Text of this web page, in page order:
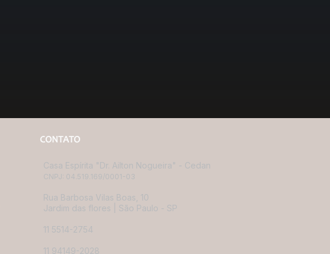
CONTATO
Casa Espírita "Dr. Ailton Nogueira" - Cedan
CNPJ: 04.519.169/0001-03
Rua Barbosa Vilas Boas, 10
Jardim das flores | São Paulo - SP
11 5514-2754
11 94149-2028